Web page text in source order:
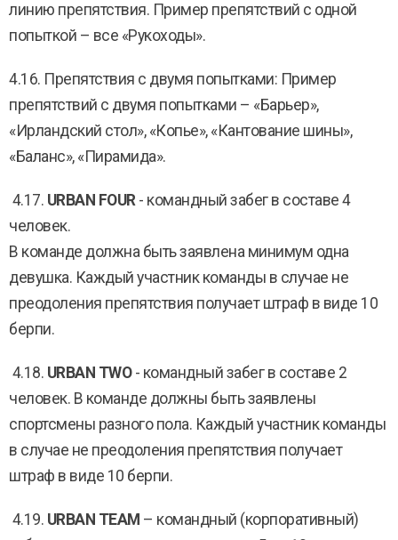
линию препятствия. Пример препятствий с одной
попыткой – все «Рукоходы».
4.16. Препятствия с двумя попытками: Пример
препятствий с двумя попытками – «Барьер»,
«Ирландский стол», «Копье», «Кантование шины»,
«Баланс», «Пирамида».
4.17. URBAN FOUR- командный забег в составе 4
человек.
В команде должна быть заявлена минимум одна
девушка. Каждый участник команды в случае не
преодоления препятствия получает штраф в виде 10
берпи.
4.18. URBAN TWO- командный забег в составе 2
человек. В команде должны быть заявлены
спортсмены разного пола. Каждый участник команды
в случае не преодоления препятствия получает
штраф в виде 10 берпи.
4.19. URBAN TEAM – командный (корпоративный)